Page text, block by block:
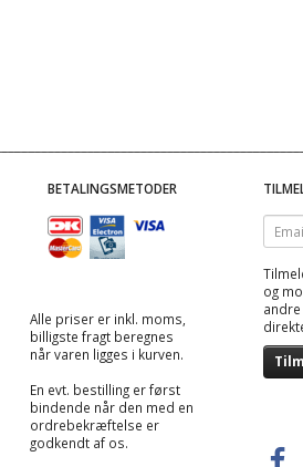
BETALINGSMETODER
Alle priser er inkl. moms,
billigste fragt beregnes
når varen ligges i kurven.
En evt. bestilling er først
bindende når den med en
ordrebekræftelse er
godkendt af os.
Email-
og